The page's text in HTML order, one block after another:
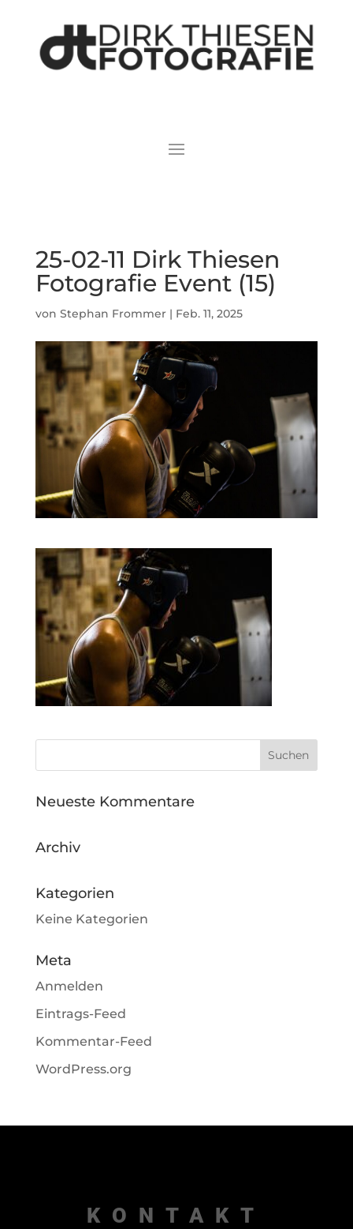
25-02-11 Dirk Thiesen
Fotografie Event (15)
von Stephan Frommer| Feb. 11, 2025
Neueste Kommentare
Archiv
Kategorien
Keine Kategorien
Meta
Anmelden
Eintrags-Feed
Kommentar-Feed
WordPress.org
KONTAKT